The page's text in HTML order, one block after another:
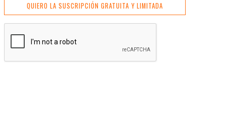
QUIERO LA SUSCRIPCIÓN GRATUITA Y LIMITADA